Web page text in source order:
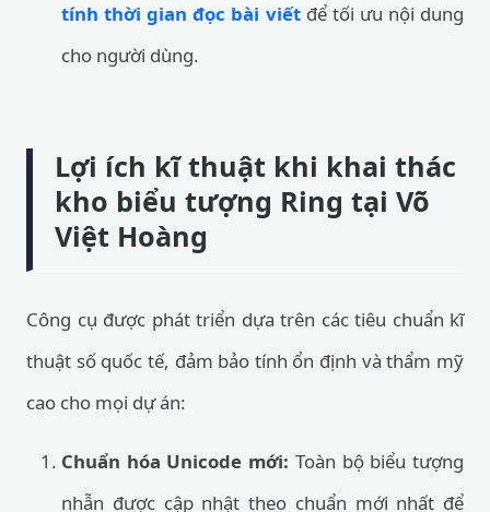
tính thời gian đọc bài viếtđể tối ưu nội dung
cho người dùng.
Lợi ích kĩ thuật khi khai thác
kho biểu tượng Ring tại Võ
Việt Hoàng
Công cụ được phát triển dựa trên các tiêu chuẩn kĩ
thuật số quốc tế, đảm bảo tính ổn định và thẩm mỹ
cao cho mọi dự án:
Chuẩn hóa Unicode mới: Toàn bộ biểu tượng
nhẫn được cập nhật theo chuẩn mới nhất để